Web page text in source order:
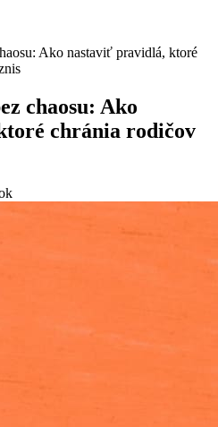
Ako nastaviť pravidlá, ktoré
chaosu: Ako
chránia rodičov